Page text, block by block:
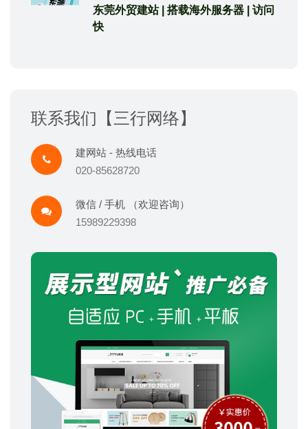
东莞外贸建站 | 搭载海外服务器 | 访问
快
联系我们【三行网络】
建网站 - 热线电话
020-85628720
微信 / 手机 （欢迎咨询）
15989229398